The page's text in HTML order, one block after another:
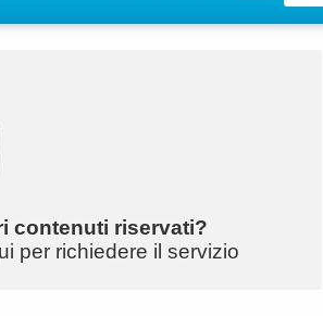
contenuti riservati?
per richiedere il servizio